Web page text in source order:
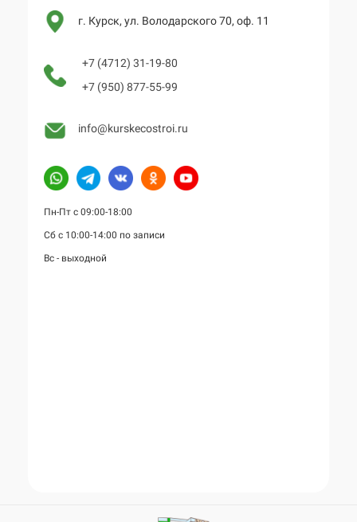
г. Курск, ул. Володарского 70, оф. 11
+7 (4712) 31-19-80
+7 (950) 877-55-99
info@kurskecostroi.ru
Пн-Пт с 09:00-18:00
Сб с 10:00-14:00 по записи
Вс - выходной